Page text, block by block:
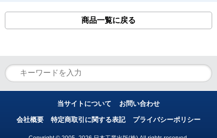
商品一覧に戻る
当サイトについて お問い合わせ
会社概要 特定商取引に関する表記 プライバシーポリシー